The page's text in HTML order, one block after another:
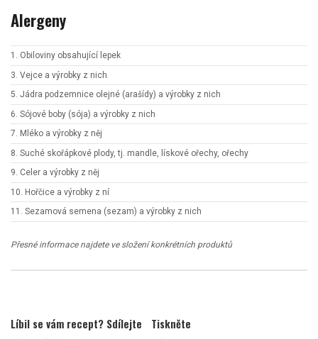
Alergeny
1. Obiloviny obsahující lepek
3. Vejce a výrobky z nich
5. Jádra podzemnice olejné (arašídy) a výrobky z nich
6. Sójové boby (sója) a výrobky z nich
7. Mléko a výrobky z něj
8. Suché skořápkové plody, tj. mandle, lískové ořechy, ořechy
9. Celer a výrobky z něj
10. Hořčice a výrobky z ní
11. Sezamová semena (sezam) a výrobky z nich
Přesné informace najdete ve složení konkrétních produktů
Líbil se vám recept? Sdílejte Tiskněte